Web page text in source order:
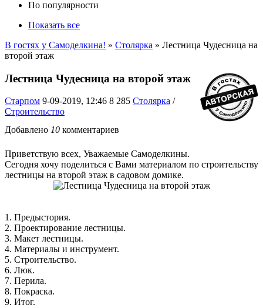
По популярности
Показать все
В гостях у Самоделкина! » Столярка » Лестница Чудесница на
второй этаж
Лестница Чудесница на второй этаж
Старпом 9-09-2019, 12:46 8 285 Столярка /
Строительство
Добавлено 10 комментариев
Приветствую всех, Уважаемые Самоделкины.
Сегодня хочу поделиться с Вами материалом по строительству
лестницы на второй этаж в садовом домике.
1. Предыстория.
2. Проектирование лестницы.
3. Макет лестницы.
4. Материалы и инструмент.
5. Строительство.
6. Люк.
7. Перила.
8. Покраска.
9. Итог.